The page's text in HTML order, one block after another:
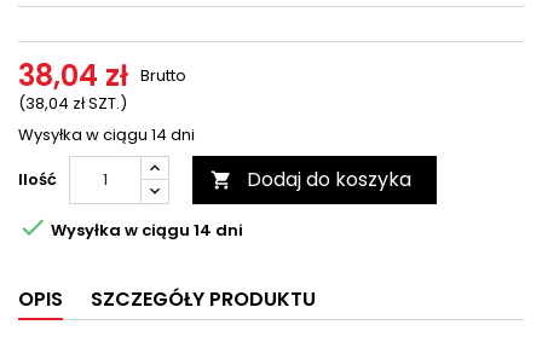
38,04 zł
(38,04 zł SZT.)
Brutto
Wysyłka w ciągu 14 dni
Ilość
 Dodaj do koszyka
 Wysyłka w ciągu 14 dni
OPIS SZCZEGÓŁY PRODUKTU